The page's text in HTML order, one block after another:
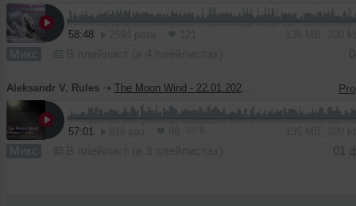
58:48
Микс
Aleksandr V. Rules ➝ The Moon Wind - 22.01.2023 - X-CENTRIC SOUND - (с) Party Time Sound System
57:01
Микс 01